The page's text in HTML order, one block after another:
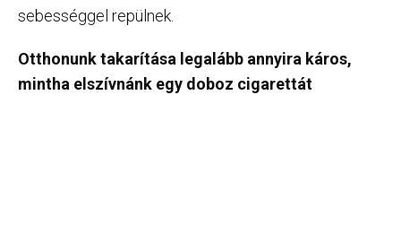
sebességgel repülnek.
Otthonunk takarítása legalább annyira káros,
mintha elszívnánk egy doboz cigarettát